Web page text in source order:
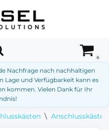
0
Nachfrage nach nachhaltigen
Lage und Verfügbarkeit kann es
kommen. Vielen Dank für Ihr
\